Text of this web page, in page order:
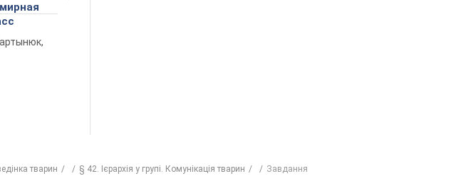
тварин § 42. Ієрархія у групі. Комунікація тварин Завдання